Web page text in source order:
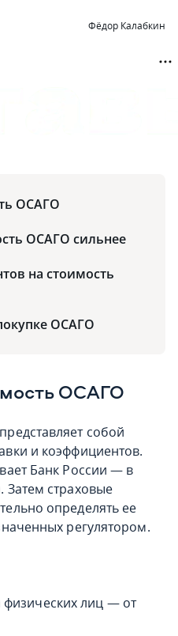
Фёдор Калабкин
ОСАГО
ОСАГО сильнее
на стоимость
ОСАГО
ОСАГО
собой
и коэффициентов.
Банк России — в
Затем страховые
определять ее
регулятором.
лиц — от